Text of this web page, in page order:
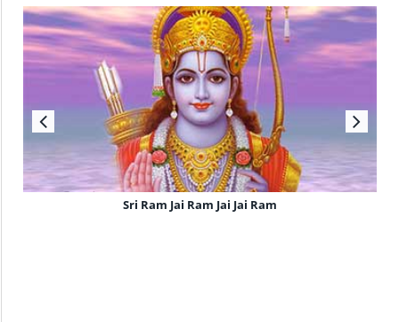
Sri Ram Jai Ram Jai Jai Ram